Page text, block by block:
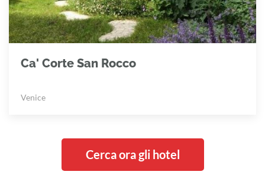
Ca' Corte San Rocco
Venice
Cerca ora gli hotel